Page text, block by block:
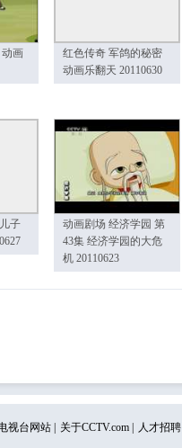
画
红色传奇 军鸽的秘密
动画乐翻天 20110630
子
动画剧场 经济学园 第
43集 经济学园的大危
机 20110623
视台网站 关于CCTV.com 人才招聘